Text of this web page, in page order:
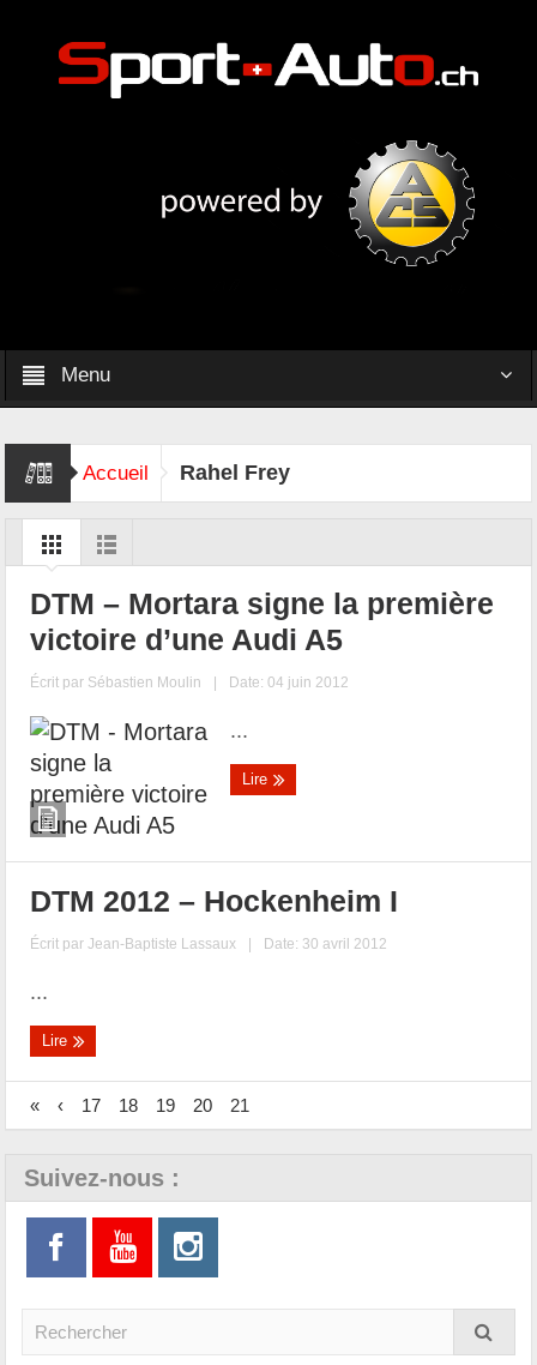
Menu
Accueil Rahel Frey
DTM – Mortara signe la première
victoire d’une Audi A5
Écrit par Sébastien Moulin | Date: 04 juin 2012
...
Lire
DTM 2012 – Hockenheim I
Écrit parJean-Baptiste Lassaux | Date: 30 avril 2012
...
Lire
« ‹ 17 18 19 20 21
Suivez-nous :